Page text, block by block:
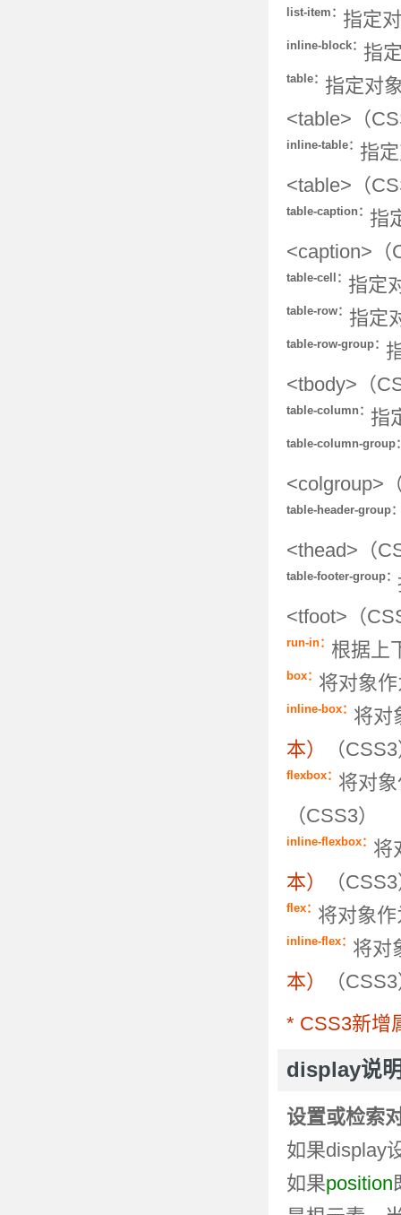
list-item： 指定
inline-block： 指
table： 指定对
<table>（
inline-table： 指
<table>（
table-caption： 指
<caption>（
table-cell： 指定
table-row： 指定
table-row-group：
<tbody>（
table-column： 指
table-column-group
<colgroup>
table-header-group
<thead>（
table-footer-group：
<tfoot>（
run-in： 根据上
box： 将对象
inline-box： 将对
本）
（
flexbox： 将对
（CSS3）
inline-flexbox： 将
本）
（
flex： 将对象
inline-flex： 将对
本）
（
* CSS3新增
display说
设置或检索
如果display
如果position